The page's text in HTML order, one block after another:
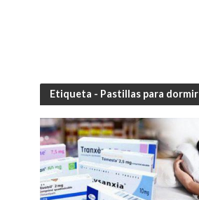
Etiqueta - Pastillas para dormir